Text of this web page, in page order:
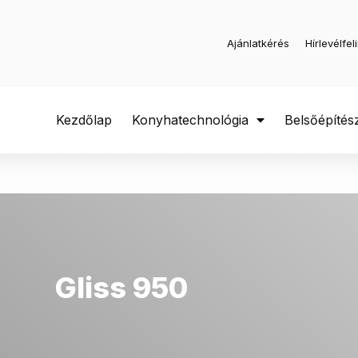
Ajánlatkérés
Kezdőlap Konyhatechnológia
Gliss 950